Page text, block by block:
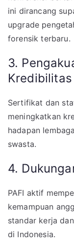
ini dirancang
upgrade
forensik terbaru.
3.
Sertifikat dan
meningkatkan
hadapan
swasta.
4.
PAFI aktif
kemampuan
standar kerja
di Indonesia.